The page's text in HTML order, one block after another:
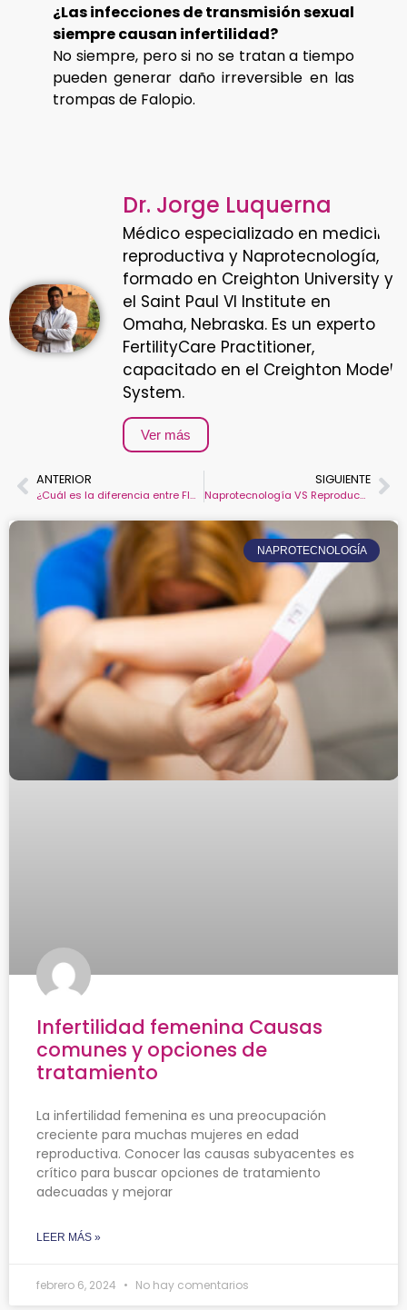
¿Las infecciones de transmisión sexual
siempre causan infertilidad?
No siempre, pero si no se tratan a tiempo
pueden generar daño irreversible en las
trompas de Falopio.
Dr. Jorge Luquerna
Médico especializado en medicina
reproductiva y Naprotecnología,
formado en Creighton University y
el Saint Paul VI Institute en
Omaha, Nebraska. Es un experto
FertilityCare Practitioner,
capacitado en el Creighton Model
System.
Ver más
ANTERIOR
¿Cuál es la diferencia entre FIV e inseminación artificial? Pros y contras
SIGUIENTE
Naprotecnología VS Reproducción Asistida
NAPROTECNOLOGÍA
Infertilidad femenina Causas
comunes y opciones de
tratamiento
La infertilidad femenina es una preocupación
creciente para muchas mujeres en edad
reproductiva. Conocer las causas subyacentes es
crítico para buscar opciones de tratamiento
adecuadas y mejorar
LEER MÁS »
febrero 6, 2024 No hay comentarios